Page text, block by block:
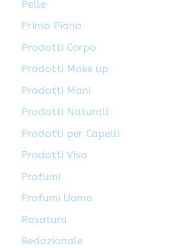
Pelle
Primo Piano
Prodotti Corpo
Prodotti Make up
Prodotti Mani
Prodotti Naturali
Prodotti per Capelli
Prodotti Viso
Profumi
Profumi Uomo
Rasatura
Redazionale